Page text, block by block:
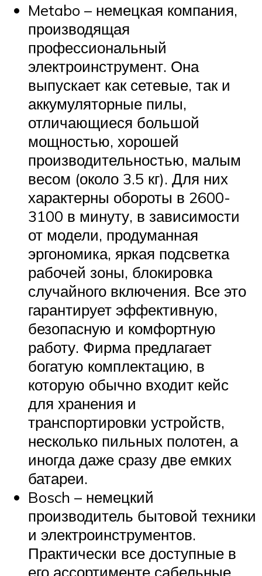
Metabo – немецкая компания,
производящая
профессиональный
электроинструмент. Она
выпускает как сетевые, так и
аккумуляторные пилы,
отличающиеся большой
мощностью, хорошей
производительностью, малым
весом (около 3.5 кг). Для них
характерны обороты в 2600-
3100 в минуту, в зависимости
от модели, продуманная
эргономика, яркая подсветка
рабочей зоны, блокировка
случайного включения. Все это
гарантирует эффективную,
безопасную и комфортную
работу. Фирма предлагает
богатую комплектацию, в
которую обычно входит кейс
для хранения и
транспортировки устройств,
несколько пильных полотен, а
иногда даже сразу две емких
батареи.
Bosch – немецкий
производитель бытовой техники
и электроинструментов.
Практически все доступные в
его ассортименте сабельные